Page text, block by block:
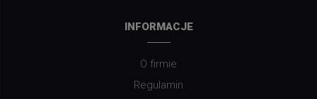
INFORMACJE
O firmie
Regulamin